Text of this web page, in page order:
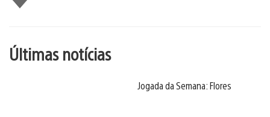
Últimas notícias
Jogada da Semana: Flores